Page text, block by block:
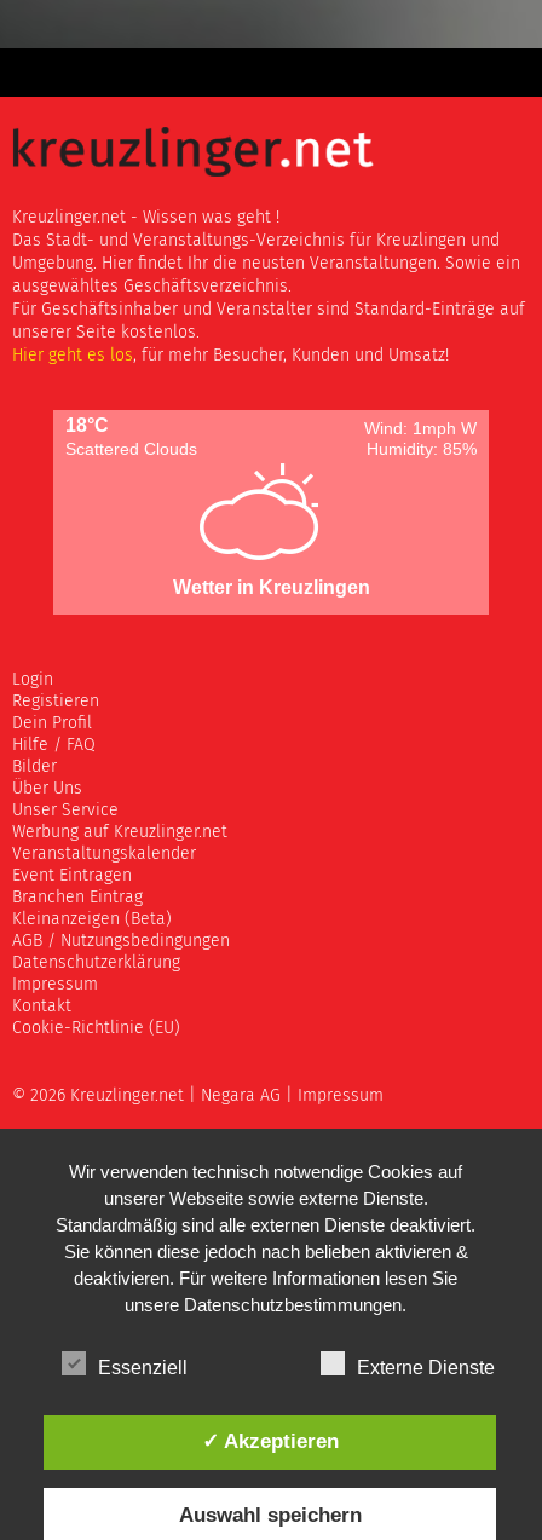
Kreuzlinger.net - Wissen was geht !
Das Stadt- und Veranstaltungs-Verzeichnis für Kreuzlingen und
Umgebung. Hier findet Ihr die neusten Veranstaltungen. Sowie ein
ausgewähltes Geschäftsverzeichnis.
Für Geschäftsinhaber und Veranstalter sind Standard-Einträge auf
unserer Seite kostenlos.
Hier geht es los, für mehr Besucher, Kunden und Umsatz!
18°C
Wind: 1mph W
Scattered Clouds
Humidity: 85%
Wetter in Kreuzlingen
Login
Registieren
Dein Profil
Hilfe / FAQ
Bilder
Über Uns
Unser Service
Werbung auf Kreuzlinger.net
Veranstaltungskalender
Event Eintragen
Branchen Eintrag
Kleinanzeigen (Beta)
AGB / Nutzungsbedingungen
Datenschutzerklärung
Impressum
Kontakt
Cookie-Richtlinie (EU)
© 2026 Kreuzlinger.net | Negara AG Impressum
Wir verwenden technisch notwendige Cookies auf
unserer Webseite sowie externe Dienste.
Standardmäßig sind alle externen Dienste deaktiviert.
Sie können diese jedoch nach belieben aktivieren &
deaktivieren. Für weitere Informationen lesen Sie
unsere Datenschutzbestimmungen.
Essenziell Externe Dienste
✓ Akzeptieren
Auswahl speichern